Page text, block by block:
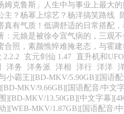
姆克鲁斯」人生中与事业上最大的
主？杨幂上综艺？杨洋搞笑路线
真有气质！低调舒适的日常搭配
：元娘是被徐令宜气病的，三观
合照，素颜憔悴难掩老态，与霍建
2.2.2 玄元剑仙 1.47 直升机和
洋务 洋务派 洋相 洋行 洋洋
小霸王][BD-MKV/5.90GB][国语
MKV/9.66GB][国语配音/中文
][BD-MKV/13.50GB][中文字幕
][WEB-MKV/1.87GB][国语配音/